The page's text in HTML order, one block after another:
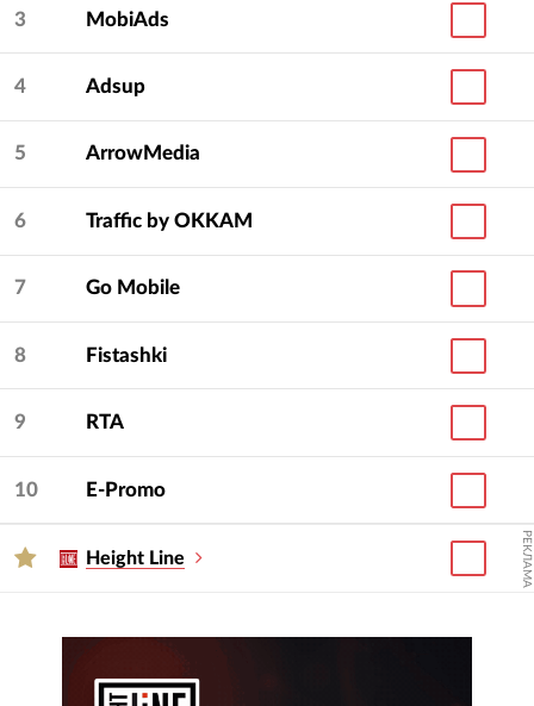
3 MobiAds
4 Adsup
5 ArrowMedia
6 Traffic by OKKAM
7 Go Mobile
8 Fistashki
9 RTA
10 E-Promo
Height Line РЕКЛАМА